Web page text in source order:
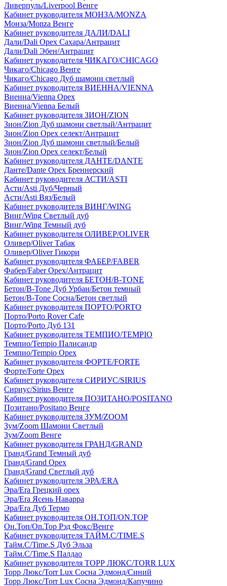
Ливерпуль/Liverpool Венге
Кабинет руководителя МОНЗА/MONZA
Монза/Monza Венге
Кабинет руководителя ДАЛИ/DALI
Дали/Dali Орех Cахара/Антрацит
Дали/Dali Эбен/Антрацит
Кабинет руководителя ЧИКАГО/CHICAGO
Чикаго/Chicago Венге
Чикаго/Chicago Дуб шамони светлый
Кабинет руководителя ВИЕННА/VIENNA
Виенна/Vienna Орех
Виенна/Vienna Белый
Кабинет руководителя ЗИОН/ZION
Зион/Zion Дуб шамони светлый/Антрацит
Зион/Zion Орех селект/Антрацит
Зион/Zion Дуб шамони светлый/Белый
Зион/Zion Орех селект/Белый
Кабинет руководителя ДАНТЕ/DANTE
Данте/Dante Орех Бреннерский
Кабинет руководителя АСТИ/ASTI
Асти/Asti Дуб/Черный
Асти/Asti Вяз/Белый
Кабинет руководителя ВИНГ/WING
Винг/Wing Светлый дуб
Винг/Wing Темный дуб
Кабинет руководителя ОЛИВЕР/OLIVER
Оливер/Oliver Табак
Оливер/Oliver Гикори
Кабинет руководителя ФАБЕР/FABER
Фабер/Faber Орех/Антрацит
Кабинет руководителя БЕТОН/B-TONE
Бетон/B-Tone Дуб Урбан/Бетон темный
Бетон/B-Tone Сосна/Бетон светлый
Кабинет руководителя ПОРТО/PORTO
Порто/Porto Rover Cafe
Порто/Porto Дуб 131
Кабинет руководителя ТЕМПИО/TEMPIO
Темпио/Tempio Палисандр
Темпио/Tempio Орех
Кабинет руководителя ФОРТЕ/FORTE
Форте/Forte Орех
Кабинет руководителя СИРИУС/SIRIUS
Сириус/Sirius Венге
Кабинет руководителя ПОЗИТАНО/POSITANO
Позитано/Positano Венге
Кабинет руководителя ЗУМ/ZOOM
Зум/Zoom Шамони Светлый
Зум/Zoom Венге
Кабинет руководителя ГРАНД/GRAND
Гранд/Grand Темный дуб
Гранд/Grand Орех
Гранд/Grand Светлый дуб
Кабинет руководителя ЭРА/ERA
Эра/Era Грецкий орех
Эра/Era Ясень Наварра
Эра/Era Дуб Термо
Кабинет руководителя ОН.ТОП/ON.TOP
Он.Топ/On.Top Рэд Фокс/Венге
Кабинет руководителя ТАЙМ.С/TIME.S
Тайм.С/Time.S Дуб Эльза
Тайм.С/Time.S Палдао
Кабинет руководителя ТОРР ЛЮКС/TORR LUX
Торр Люкс/Torr Lux Сосна Эдмонд/Синий
Торр Люкс/Torr Lux Сосна Эдмонд/Капучино